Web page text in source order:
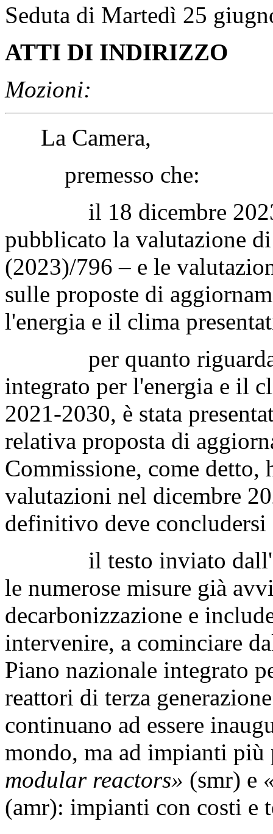
Seduta di Martedì 25
ATTI DI INDIRIZZO
Mozioni:
La Camera,
premesso che:
il 18 dicembre 2023 la
pubblicato la valutazione
(2023)/796 – e le
sulle proposte di
l'energia e il clima
per quanto riguarda
integrato per l'energia e il
2021-2030, è stata
relativa proposta di
Commissione, come
valutazioni nel dicembre
definitivo deve
il testo inviato
le numerose misure già
decarbonizzazione e
intervenire, a cominciare
Piano nazionale integrato
reattori di terza
continuano ad essere
mondo, ma ad impianti
modular reactors» (smr) e
(amr): impianti con costi e